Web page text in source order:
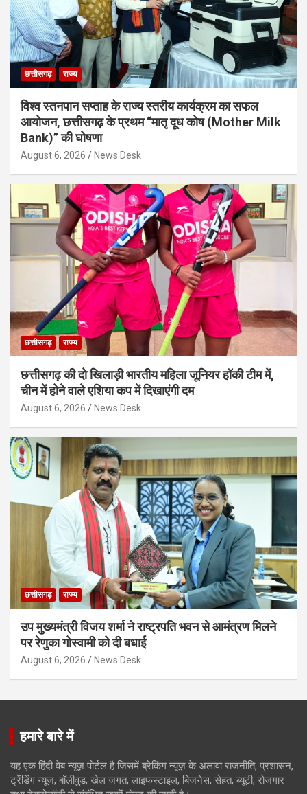
छत्तीसगढ़ राज्य
विश्व स्तनपान सप्ताह के राज्य स्तरीय कार्यक्रम का सफल
आयोजन, छत्तीसगढ़ के प्रथम “मातृ दूध कोष (Mother Milk
Bank)” की घोषणा
August 6, 2026 News Desk
छत्तीसगढ़ राज्य
छत्तीसगढ़ की दो खिलाड़ी भारतीय महिला जूनियर हॉकी टीम में,
चीन में होने वाले एशिया कप में दिखाएंगी दम
August 6, 2026 News Desk
छत्तीसगढ़ राज्य
उप मुख्यमंत्री विजय शर्मा ने राष्ट्रपति भवन से आमंत्रण मिलने
पर रेणुका गोस्वामी को दी बधाई
August 6, 2026 News Desk
हमारे बारे में
यह एक हिंदी वेब न्यूज़ पोर्टल है जिसमें ब्रेकिंग न्यूज़ के अलावा राजनीति, प्रशासन,
ट्रेंडिंग न्यूज, बॉलीवुड, खेल जगत, लाइफस्टाइल, बिजनेस, सेहत, ब्यूटी, रोजगार